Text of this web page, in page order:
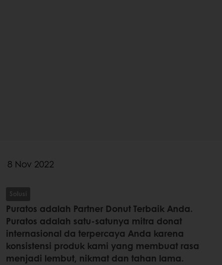
8 Nov 2022
Solusi
Puratos adalah Partner Donut Terbaik Anda.
Puratos adalah satu-satunya mitra donat
internasional da terpercaya Anda karena
konsistensi produk kami yang membuat rasa
menjadi lembut, nikmat dan tahan lama.